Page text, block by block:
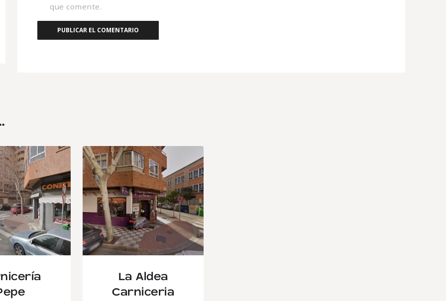
que comente.
La Aldea
Carniceria